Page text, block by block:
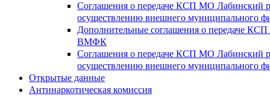
Соглашения о передаче КСП МО Лабинский
осуществлению внешнего муниципального
Дополнительные соглашения о передаче
ВМФК
Соглашения о передаче КСП МО Лабинский
осуществлению внешнего муниципального
Открытые данные
Антинаркотическая комиссия